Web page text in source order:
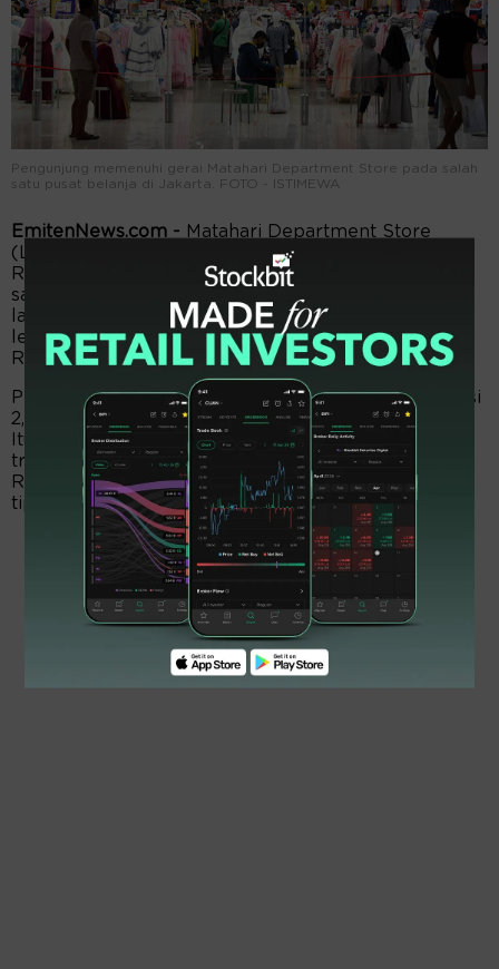
Pengunjung memenuhi gerai Matahari Department Store pada salah
satu pusat belanja di Jakarta. FOTO - ISTIMEWA
EmitenNews.com - Matahari Department Store
(LPPF) paruh pertama 2024 mencatat laba bersih
Rp626,10 miliar. Melepuh 8,44 persen dari episode
sama tahun lalu sejumlah Rp683,87 miliar. Alhasil,
laba bersih per saham dasar dan dilusian turun ke
level Rp277 dari posisi sama tahun lalu sebesar
Rp301.
Pendapatan bersih Rp3,75 triliun, mengalami koreksi
2,59 persen dari edisi sama tahun lalu Rp3,85 triliun.
Itu penjualan eceran Rp2,13 triliun, susut dari Rp2,19
triliun. Penjualan konsinyasi Rp1,6 triliun, turun dari
Rp1,64 triliun. Pendapatan jasa Rp6,35 miliar, naik
tipis dari Rp6,14 miliar.